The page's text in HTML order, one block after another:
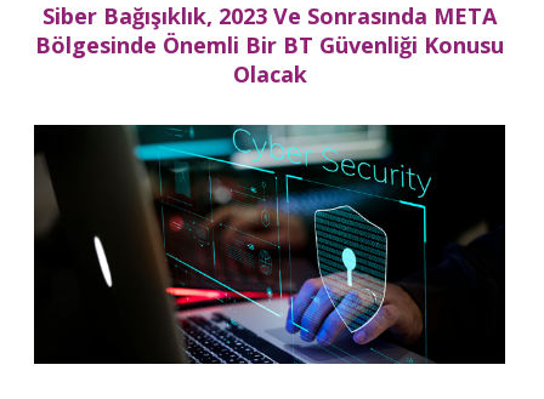
Siber Bağışıklık, 2023 Ve Sonrasında META
Bölgesinde Önemli Bir BT Güvenliği Konusu
Olacak